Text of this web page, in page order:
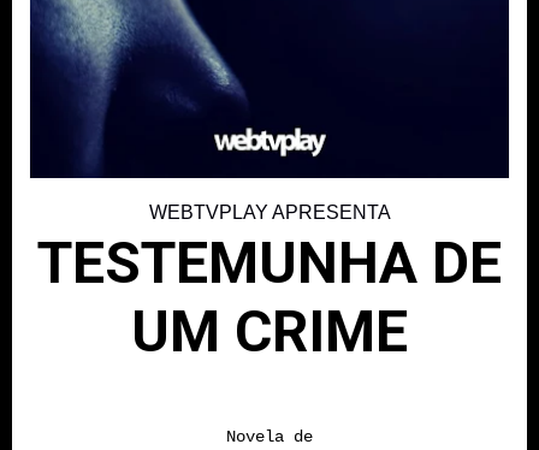
WEBTVPLAY APRESENTA
TESTEMUNHA DE
UM CRIME
Novela de